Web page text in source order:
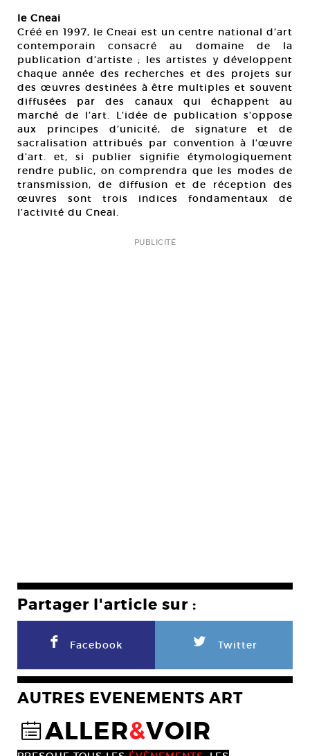
le Cneai
Créé en 1997, le Cneai est un centre national d’art
contemporain consacré au domaine de la
publication d’artiste ; les artistes y développent
chaque année des recherches et des projets sur
des œuvres destinées à être multiples et souvent
diffusées par des canaux qui échappent au
marché de l’art. L’idée de publication s’oppose
aux principes d’unicité, de signature et de
sacralisation attribués par convention à l’œuvre
d’art. et, si publier signifie étymologiquement
rendre public, on comprendra que les modes de
transmission, de diffusion et de réception des
œuvres sont trois indices fondamentaux de
l’activité du Cneai.
PUBLICITÉ
Partager l'article sur :
F Facebook L Twitter
AUTRES EVENEMENTS ART
@ALLER&VOIR